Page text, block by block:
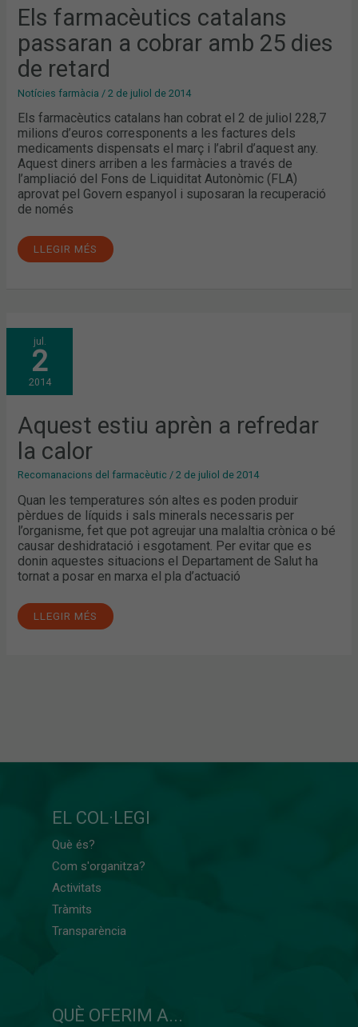
Els farmacèutics catalans
passaran a cobrar amb 25 dies
de retard
Notícies farmàcia /2 de juliol de 2014
Els farmacèutics catalans han cobrat el 2 de juliol 228,7
milions d’euros corresponents a les factures dels
medicaments dispensats el març i l’abril d’aquest any.
Aquest diners arriben a les farmàcies a través de
l’ampliació del Fons de Liquiditat Autonòmic (FLA)
aprovat pel Govern espanyol i suposaran la recuperació
de només
DIES
DE
RETARD
LLEGIR MÉS
jul.
2
2014
Aquest estiu aprèn a refredar
la calor
Recomanacions del farmacèutic /2 de juliol de 2014
Quan les temperatures són altes es poden produir
pèrdues de líquids i sals minerals necessaris per
l’organisme, fet que pot agreujar una malaltia crònica o bé
causar deshidratació i esgotament. Per evitar que es
donin aquestes situacions el Departament de Salut ha
tornat a posar en marxa el pla d’actuació
AQUEST
ESTIU
APRÈN
A
REFREDAR
LA
CALOR
LLEGIR MÉS
EL COL·LEGI
Què és?
Com s'organitza?
Activitats
Tràmits
Transparència
QUÈ OFERIM A...